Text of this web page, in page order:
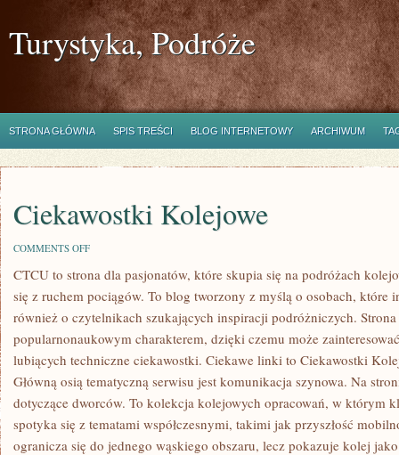
Turystyka, Podróże
STRONA GŁÓWNA SPIS TREŚCI BLOG INTERNETOWY ARCHIWUM
Ciekawostki Kolejowe
COMMENTS OFFON
KOLEJOWE
CTCU to strona dla pasjonatów, które skupia się na podróżach
się z ruchem pociągów. To blog tworzony z myślą o osobach, które
również o czytelnikach szukających inspiracji podróżniczych.
popularnonaukowym charakterem, dzięki czemu może
lubiących techniczne ciekawostki. Ciekawe linki to Ciekawostki
Główną osią tematyczną serwisu jest komunikacja szynowa. Na
dotyczące dworców. To kolekcja kolejowych opracowań, w którym
spotyka się z tematami współczesnymi, takimi jak przyszłość
ogranicza się do jednego wąskiego obszaru, lecz pokazuje kolej